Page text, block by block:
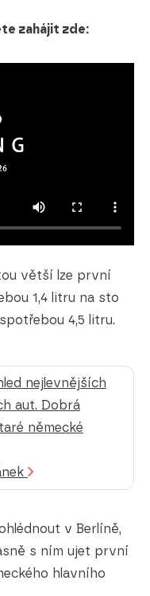
zahájit zde:
větší lze první
1,4 litru na sto
4,5 litru.
nejlevnějších
aut. Dobrá
německé
v Berlíně,
s ním ujet první
hlavního